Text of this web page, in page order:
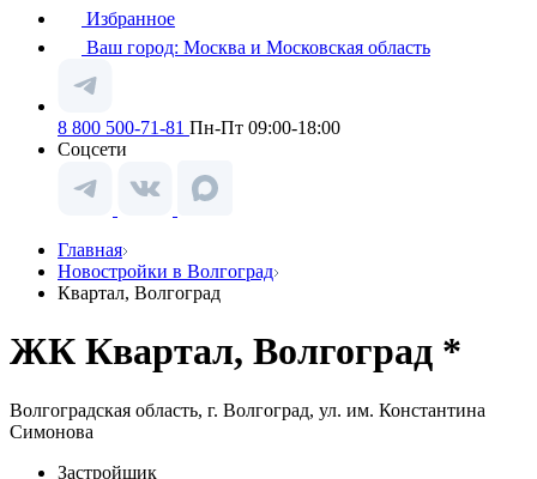
Избранное
Ваш город: Москва и Московская область
8 800 500-71-81 Пн-Пт 09:00-18:00
Соцсети
Главная
Новостройки в Волгоград
Квартал, Волгоград
ЖК Квартал, Волгоград *
Волгоградская область, г. Волгоград, ул. им. Константина
Симонова
Застройщик